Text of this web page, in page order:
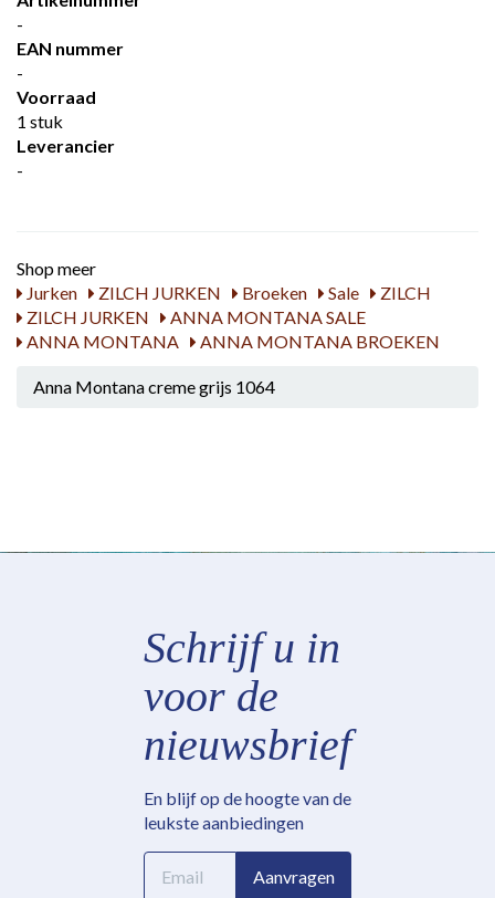
-
EAN nummer
-
Voorraad
1 stuk
Leverancier
-
Shop meer
Jurken
ZILCH JURKEN Broeken Sale
ZILCH
ZILCH JURKEN
ANNA MONTANA SALE
ANNA MONTANA
ANNA MONTANA BROEKEN
Anna Montana creme grijs 1064
Schrijf u in
voor de
nieuwsbrief
En blijf op de hoogte van de
leukste aanbiedingen
E-
mailadres
Aanvragen